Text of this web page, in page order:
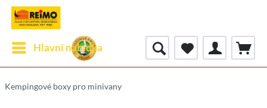
Hlavní nabídka
Kempingové boxy pro minivany